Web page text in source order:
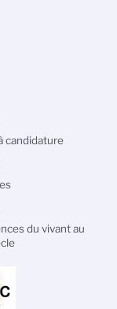
candidature
du vivant au